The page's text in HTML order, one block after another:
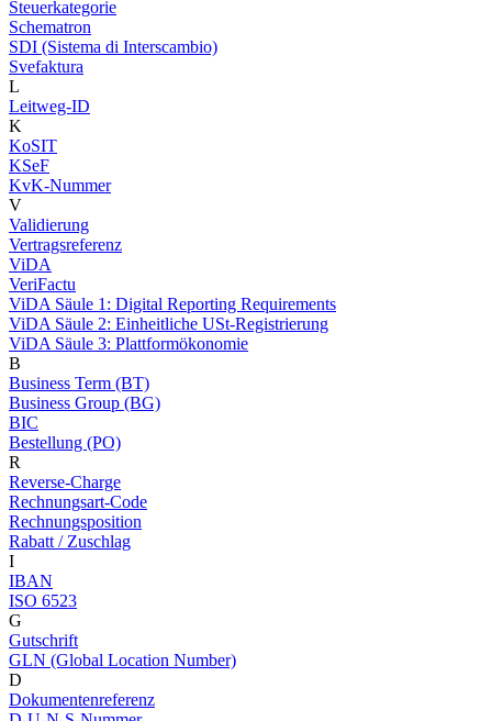
Steuerkategorie
Schematron
SDI (Sistema di Interscambio)
Svefaktura
L
Leitweg-ID
K
KoSIT
KSeF
KvK-Nummer
V
Validierung
Vertragsreferenz
ViDA
VeriFactu
ViDA Säule 1: Digital Reporting Requirements
ViDA Säule 2: Einheitliche USt-Registrierung
ViDA Säule 3: Plattformökonomie
B
Business Term (BT)
Business Group (BG)
BIC
Bestellung (PO)
R
Reverse-Charge
Rechnungsart-Code
Rechnungsposition
Rabatt / Zuschlag
I
IBAN
ISO 6523
G
Gutschrift
GLN (Global Location Number)
D
Dokumentenreferenz